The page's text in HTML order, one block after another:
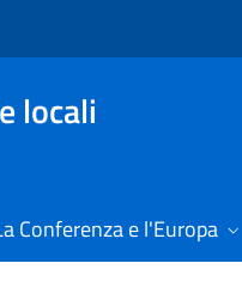
locali
Conferenza e l'Europa